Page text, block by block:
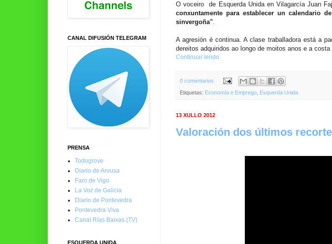
O voceiro de Esquerda Unida en Vilagarcía Juan
conxuntamente para establecer un calendario
sinvergoña".
A agresión é continua. A clase traballadora está a
dereitos adquiridos ao longo de moitos anos e a
Continuar lendo
0 comentarios
Etiquetas: Economía e Emprego Esquerda Unida
13 XULLO 2012
Valoración dos últimos
CANAL DIFUSIÓN TELEGRAM
PRENSA
Todogrove
Diario de Arousa
Faro de Vigo
La Voz de Galicia
Diario de Pontevedra
Pontevedra Viva
Canal Rías Baixas (TV)
ESQUERDA UNIDA